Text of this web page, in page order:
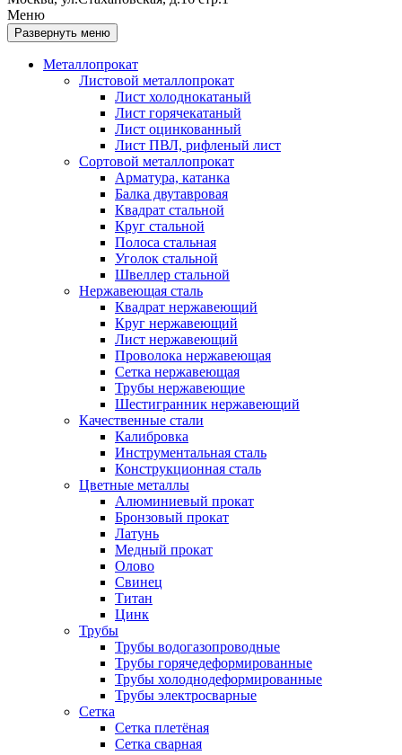
Меню
Развернуть меню
Металлопрокат
Листовой металлопрокат
Лист холоднокатаный
Лист горячекатаный
Лист оцинкованный
Лист ПВЛ, рифленый лист
Сортовой металлопрокат
Арматура, катанка
Балка двутавровая
Квадрат стальной
Круг стальной
Полоса стальная
Уголок стальной
Швеллер стальной
Нержавеющая сталь
Квадрат нержавеющий
Круг нержавеющий
Лист нержавеющий
Проволока нержавеющая
Сетка нержавеющая
Трубы нержавеющие
Шестигранник нержавеющий
Качественные стали
Калибровка
Инструментальная сталь
Конструкционная сталь
Цветные металлы
Алюминиевый прокат
Бронзовый прокат
Латунь
Медный прокат
Олово
Свинец
Титан
Цинк
Трубы
Трубы водогазопроводные
Трубы горячедеформированные
Трубы холоднодеформированные
Трубы электросварные
Сетка
Сетка плетёная
Сетка сварная